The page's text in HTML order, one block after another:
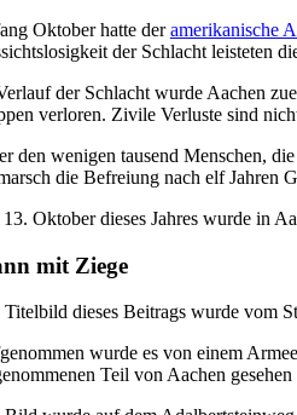
Oktober hatte deramerikanische
der Schlacht leisteten
der Schlacht wurde Aachen
verloren. Zivile Verluste sind
den wenigen tausend Menschen,
die Befreiung nach elf Jahren
Oktober dieses Jahres wurde in
mit Ziege
Titelbild dieses Beitrags wurde vom
wurde es von einem
Teil von Aachen